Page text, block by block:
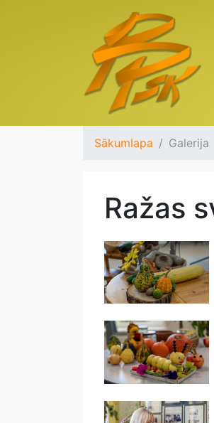
Sākumlapa Galerija
Ražas